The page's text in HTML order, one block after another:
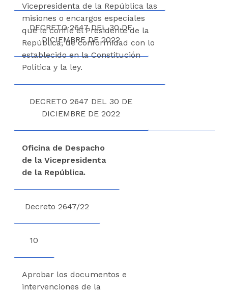
DECRETO 2647 DEL 30 DE
DICIEMBRE DE 2022
Vicepresidenta de la República las
misiones o encargos especiales
que le confíe el Presidente de la
República, de conformidad con lo
establecido en la Constitución
Política y la ley.
DECRETO 2647 DEL 30 DE
DICIEMBRE DE 2022
Oficina de Despacho
de la Vicepresidenta
de la República.
Decreto 2647/22
10
Aprobar los documentos e
intervenciones de la